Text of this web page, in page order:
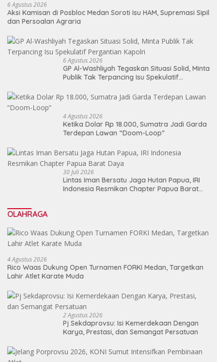
6 Agustus 2026
Aksi Kamisan di Posbloc Medan Soroti Isu HAM, Supremasi Sipil
dan Persoalan Agraria
6 Agustus 2026
GP Al-Washliyah Tegaskan Situasi Solid, Minta
Publik Tak Terpancing Isu Spekulatif
4 Agustus 2026
Ketika Dolar Rp 18.000, Sumatra Jadi Garda
Terdepan Lawan “Doom-Loop”
30 Juli 2026
Lintas Iman Bersatu Jaga Hutan Papua, IRI
Indonesia Resmikan Chapter Papua Barat
OLAHRAGA
4 Agustus 2026
Rico Waas Dukung Open Turnamen FORKI Medan, Targetkan
Lahir Atlet Karate Muda
2 Agustus 2026
Pj Sekdaprovsu: Isi Kemerdekaan Dengan
Karya, Prestasi, dan Semangat Persatuan